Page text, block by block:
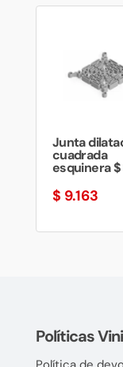
Junta
cuadrada
esquinera $
$ 9.163
Políticas